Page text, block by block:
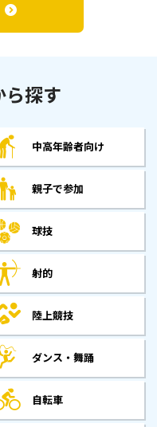
ら探す
中高年齢者向け
親子で参加
球技
射的
陸上競技
ダンス・舞踊
自転車